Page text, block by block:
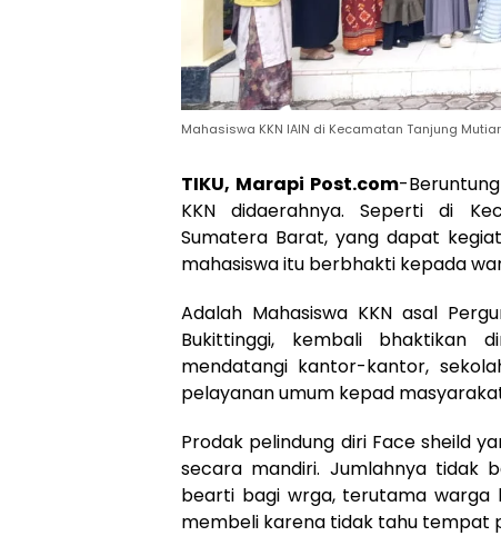
Mahasiswa KKN IAIN di Kecamatan Tanjung
TIKU, Marapi Post.com-
KKN didaerahnya. Seperti di
Sumatera Barat, yang dapat
mahasiswa itu berbhakti kepada
Adalah Mahasiswa KKN asal
Bukittinggi, kembali bhaktikan
mendatangi kantor-kantor,
pelayanan umum kepad
Prodak pelindung diri Face sheild
secara mandiri. Jumlahnya tidak
bearti bagi wrga, terutama warga
membeli karena tidak tahu tempat